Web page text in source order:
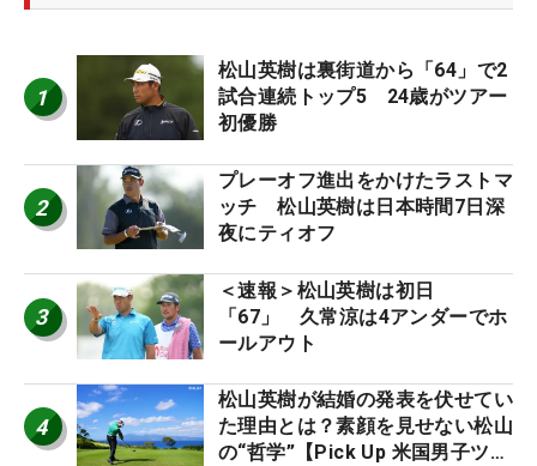
1
松山英樹は裏街道から「64」で2
試合連続トップ5 24歳がツアー
初優勝
2
プレーオフ進出をかけたラストマ
ッチ 松山英樹は日本時間7日深
夜にティオフ
3
＜速報＞松山英樹は初日
「67」 久常涼は4アンダーでホ
ールアウト
4
松山英樹が結婚の発表を伏せてい
た理由とは？素顔を見せない松山
の“哲学”【Pick Up 米国男子ツア